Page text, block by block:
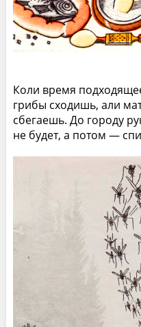
Коли время
грибы сходишь, али
сбегаешь. До городу
не будет, а потом —